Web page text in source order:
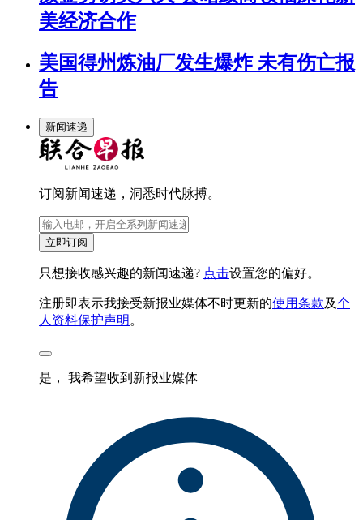
美经济合作
美国得州炼油厂发生爆炸 未有伤亡报
告
新闻速递
订阅新闻速递，洞悉时代脉搏。
立即订阅
只想接收感兴趣的新闻速递? 点击设置您的偏好。
注册即表示我接受新报业媒体不时更新的使用条款及个
人资料保护声明 。
是， 我希望收到新报业媒体